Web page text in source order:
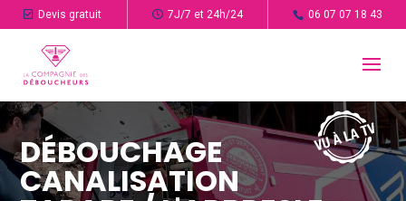
Devis gratuit 7J/7 et 24h/24 06 07 07 18 43
DÉBOUCHAGE
CANALISATION